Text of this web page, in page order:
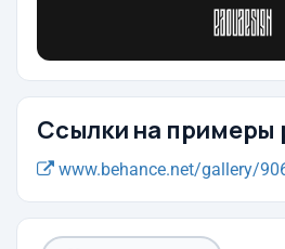
Ссылки на примеры
www.behance.net/gallery/